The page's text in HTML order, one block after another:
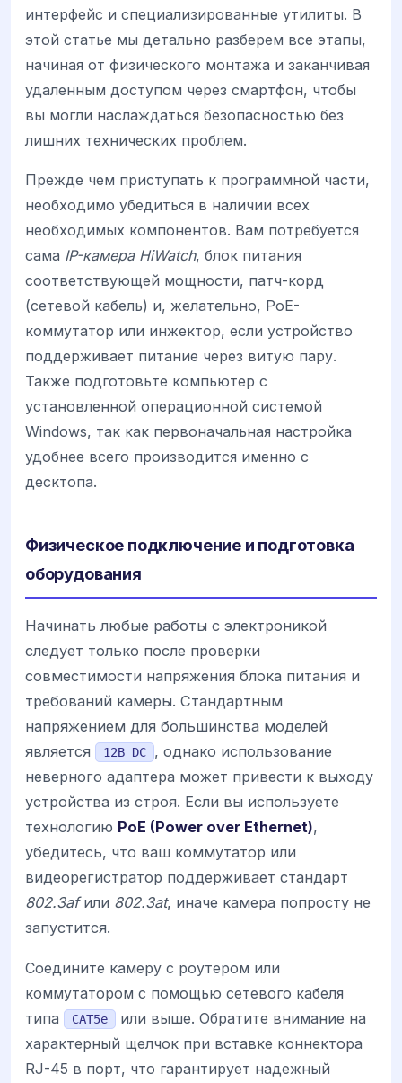
интерфейс и специализированные утилиты. В
этой статье мы детально разберем все этапы,
начиная от физического монтажа и заканчивая
удаленным доступом через смартфон, чтобы
вы могли наслаждаться безопасностью без
лишних технических проблем.
Прежде чем приступать к программной части,
необходимо убедиться в наличии всех
необходимых компонентов. Вам потребуется
сама IP-камера HiWatch, блок питания
соответствующей мощности, патч-корд
(сетевой кабель) и, желательно, PoE-
коммутатор или инжектор, если устройство
поддерживает питание через витую пару.
Также подготовьте компьютер с
установленной операционной системой
Windows, так как первоначальная настройка
удобнее всего производится именно с
десктопа.
Физическое подключение и подготовка
оборудования
Начинать любые работы с электроникой
следует только после проверки
совместимости напряжения блока питания и
требований камеры. Стандартным
напряжением для большинства моделей
является
12В DC
, однако использование
неверного адаптера может привести к выходу
устройства из строя. Если вы используете
технологию PoE (Power over Ethernet),
убедитесь, что ваш коммутатор или
видеорегистратор поддерживает стандарт
802.3afили 802.3at, иначе камера попросту не
запустится.
Соедините камеру с роутером или
коммутатором с помощью сетевого кабеля
типа
CAT5e
или выше. Обратите внимание на
характерный щелчок при вставке коннектора
RJ-45 в порт, что гарантирует надежный